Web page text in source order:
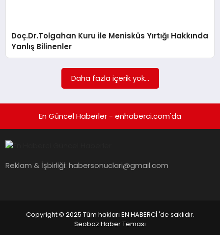
Doç.Dr.Tolgahan Kuru ile Menisküs Yırtığı Hakkında
Yanlış Bilinenler
Daha fazla içerik yok...
En Güncel Haberler - enhaberci.com'da
Reklam & İşbirliği:habersonuclari@gmail.com
Copyright © 2025 Tüm hakları EN HABERCİ 'de saklıdır.
Seobaz Haber Teması